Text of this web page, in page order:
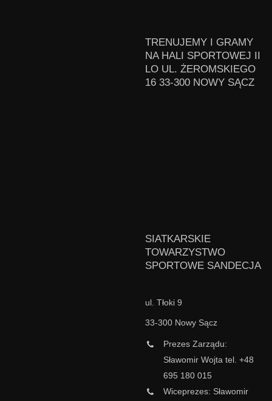
TRENUJEMY I GRAMY
NA HALI SPORTOWEJ II
LO UL. ŻEROMSKIEGO
16 33-300 NOWY SĄCZ
SIATKARSKIE
TOWARZYSTWO
SPORTOWE SANDECJA
ul. Tłoki 9
33-300 Nowy Sącz
Prezes Zarządu:
Sławomir Wojta tel. +48
695 180 015
Wiceprezes: Sławomir